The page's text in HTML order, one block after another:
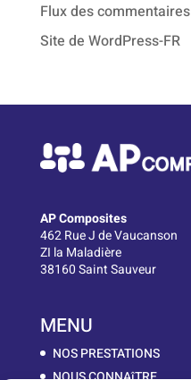
Flux des commentaires
Site de WordPress-FR
AP Composites
462 Rue J de Vaucanson
ZI la Maladière
38160 Saint Sauveur
MENU
NOS PRESTATIONS